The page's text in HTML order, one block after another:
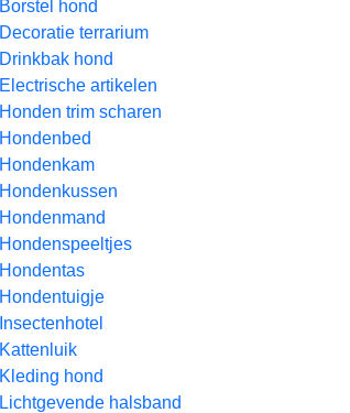
Borstel hond
Decoratie terrarium
Drinkbak hond
Electrische artikelen
Honden trim scharen
Hondenbed
Hondenkam
Hondenkussen
Hondenmand
Hondenspeeltjes
Hondentas
Hondentuigje
Insectenhotel
Kattenluik
Kleding hond
Lichtgevende halsband